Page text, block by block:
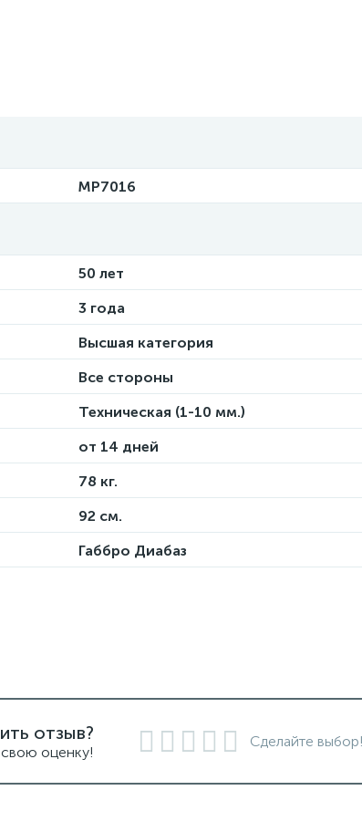
MP7016
50 лет
3 года
Высшая категория
Все стороны
Техническая (1-10 мм.)
от 14 дней
78 кг.
92 см.
Габбро Диабаз
отзыв?
оценку!
Сделайте выбор!